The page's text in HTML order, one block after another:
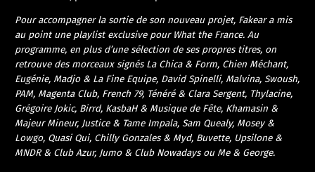
Pour accompagner la sortie de son nouveau projet, Fakear a mis
au point une playlist exclusive pour What the France. Au
programme, en plus d’une sélection de ses propres titres, on
retrouve des morceaux signés La Chica & Form, Chien Méchant,
Eugénie, Madjo & La Fine Equipe, David Spinelli, Malvina, Swoush,
PAM, Magenta Club, French 79, Ténéré & Clara Sergent, Thylacine,
Grégoire Jokic, Birrd, KasbaH & Musique de Fête, Khamasin &
Majeur Mineur, Justice & Tame Impala, Sam Quealy, Mosey &
Lowgo, Quasi Qui, Chilly Gonzales & Myd, Buvette, Upsilone &
MNDR & Club Azur, Jumo & Club Nowadays ou Me & George.